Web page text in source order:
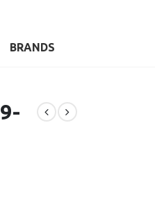
BRANDS